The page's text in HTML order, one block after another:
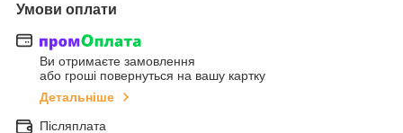
Умови оплати
Ви отримаєте замовлення
або гроші повернуться на вашу картку
Детальніше
Післяплата